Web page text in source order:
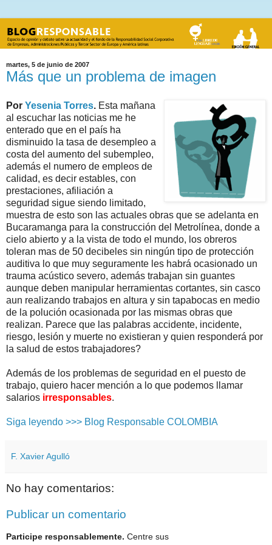
martes, 5 de junio de 2007
Más que un problema de imagen
Por Yesenia Torres. Esta mañana
al escuchar las noticias me he
enterado que en el país ha
disminuido la tasa de desempleo a
costa del aumento del subempleo,
además el numero de empleos de
calidad, es decir estables, con
prestaciones, afiliación a
seguridad sigue siendo limitado,
muestra de esto son las actuales obras que se adelanta en
Bucaramanga para la construcción del Metrolínea, donde a
cielo abierto y a la vista de todo el mundo, los obreros
toleran mas de 50 decibeles sin ningún tipo de protección
auditiva lo que muy seguramente les habrá ocasionado un
trauma acústico severo, además trabajan sin guantes
aunque deben manipular herramientas cortantes, sin casco
aun realizando trabajos en altura y sin tapabocas en medio
de la polución ocasionada por las mismas obras que
realizan. Parece que las palabras accidente, incidente,
riesgo, lesión y muerte no existieran y quien responderá por
la salud de estos trabajadores?
Además de los problemas de seguridad en el puesto de
trabajo, quiero hacer mención a lo que podemos llamar
salarios irresponsables.
Siga leyendo >>> Blog Responsable COLOMBIA
F. Xavier Agulló
No hay comentarios:
Publicar un comentario
Participe responsablemente. Centre sus